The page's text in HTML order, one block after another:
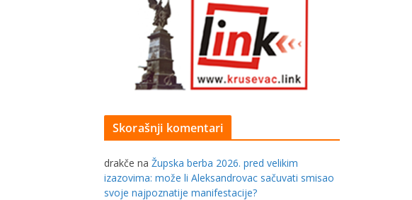
Skorašnji komentari
drakče na Župska berba 2026. pred velikim
izazovima: može li Aleksandrovac sačuvati smisao
svoje najpoznatije manifestacije?